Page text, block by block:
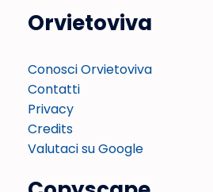
Orvietoviva
Conosci Orvietoviva
Contatti
Privacy
Credits
Valutaci su Google